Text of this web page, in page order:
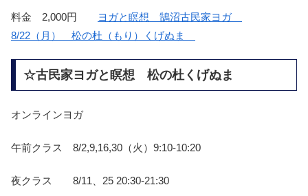
料金 2,000円
ヨガと瞑想 鵠沼古民家ヨガ
8/22（月） 松の杜（もり）くげぬま
☆古民家ヨガと瞑想 松の杜くげぬま
オンラインヨガ
午前クラス 8/2,9,16,30（火）9:10-10:20
夜クラス 8/11、25 20:30-21:30